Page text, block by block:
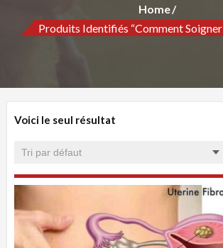
Home
Produits Identifiés “Comment Soigner
Voici le seul résultat